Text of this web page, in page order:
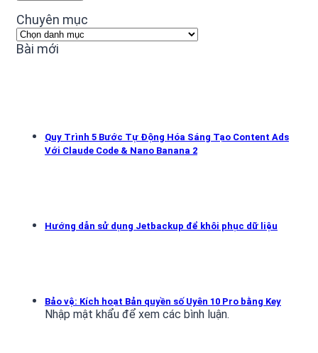
Chuyên mục
Chuyên
mục
Bài mới
Quy Trình 5 Bước Tự Động Hóa Sáng Tạo Content Ads
Với Claude Code & Nano Banana 2
Hướng dẫn sử dụng Jetbackup để khôi phục dữ liệu
Bảo vệ: Kích hoạt Bản quyền số Uyên 10 Pro bằng Key
Nhập mật khẩu để xem các bình luận.